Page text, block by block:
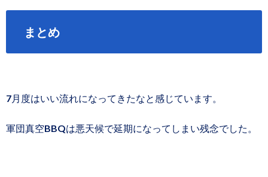
まとめ
7月度はいい流れになってきたなと感じています。
軍団真空BBQは悪天候で延期になってしまい残念でした。